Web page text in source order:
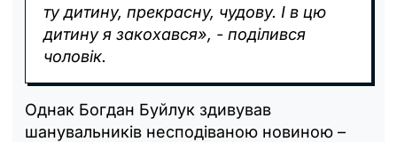
ту дитину, прекрасну, чудову. І в цю
дитину я закохався», - поділився
чоловік.
Однак Богдан Буйлук здивував
шанувальників несподіваною новиною –